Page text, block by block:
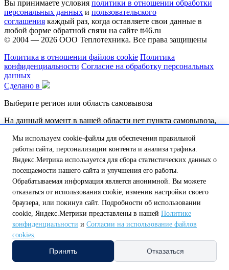
Вы принимаете условия политики в отношении обработки
персональных данных и пользовательского
соглашения каждый раз, когда оставляете свои данные в
любой форме обратной связи на сайте tt46.ru
© 2004 — 2026 ООО Теплотехника. Все права защищены
Политика в отношении файлов cookie Политика
конфиденциальности Согласие на обработку персональных
данных
Сделано в
Выберите регион или область самовывоза
На данный момент в вашей области нет пункта самовывоза,
Обатитесь к нашему оператору по телефону:
8 (800) 250-58-57 или напишите на почту
и мы поможем вам доставить товар.
Белгородская обл. Калужская обл. Курская обл. Липецкая обл.
Нижегородская обл. Орловская обл. Смоленская обл. Тульская
обл.
Амурская обл.
Архангельская обл.
Астраханская обл.
Белгородская обл.
Владимирская обл. Волгоградская обл.
Вологодская обл.
Мы используем cookie-файлы для обеспечения правильной
работы сайта, персонализации контента и анализа трафика.
Яндекс.Метрика используется для сбора статистических данных о
посещаемости нашего сайта и улучшения его работы.
Обрабатываемая информация является анонимной. Вы можете
отказаться от использования cookie, изменив настройки своего
браузера, или покинув сайт. Подробности об использовании
cookie, Яндекс.Метрики представлены в нашей Политике
конфиденциальности и Согласии на использование файлов
cookies.
Принять Отказаться